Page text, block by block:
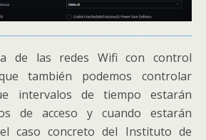
de las redes Wifi con control
también podemos controlar
intervalos de tiempo estarán
de acceso y cuando estarán
el caso concreto del Instituto de